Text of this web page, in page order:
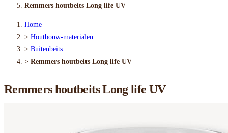
Remmers houtbeits Long life UV
Home
> Houtbouw-materialen
> Buitenbeits
> Remmers houtbeits Long life UV
Remmers houtbeits Long life UV